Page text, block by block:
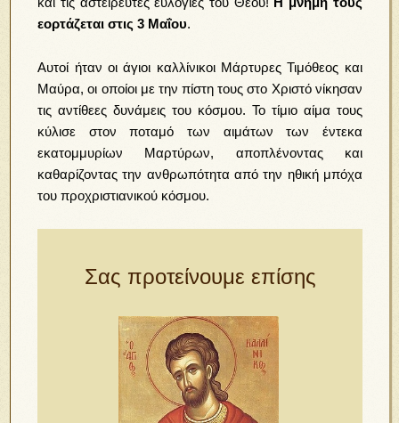
εορτάζεται στις 3 Μαΐου.
Αυτοί ήταν οι άγιοι καλλίνικοι Μάρτυρες Τιμόθεος και
Μαύρα, οι οποίοι με την πίστη τους στο Χριστό νίκησαν
τις αντίθεες δυνάμεις του κόσμου. Το τίμιο αίμα τους
κύλισε στον ποταμό των αιμάτων των έντεκα
εκατομμυρίων Μαρτύρων, αποπλένοντας και
καθαρίζοντας την ανθρωπότητα από την ηθική μπόχα
του προχριστιανικού κόσμου.
Σας προτείνουμε επίσης